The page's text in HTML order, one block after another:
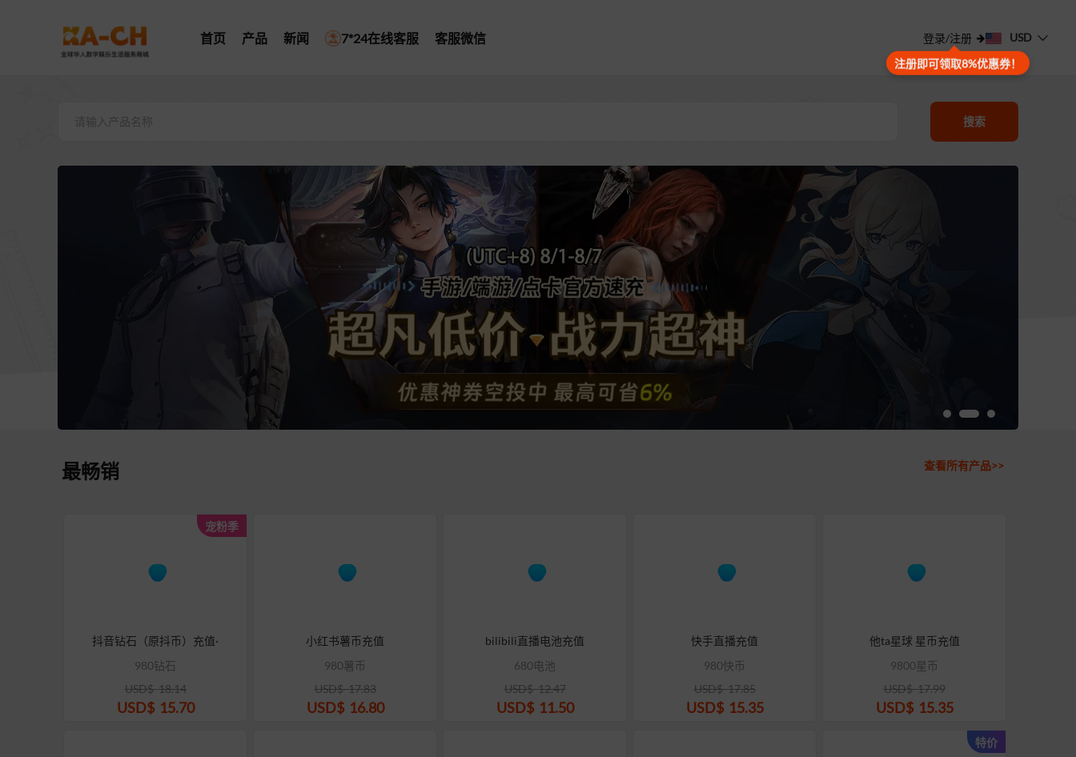
首页 产品 新闻 7*24在线客服 客服微信 登录/注册
注册即可领取8%优惠券！
USD
搜索
最畅销 查看所有产品>>
宠粉季
抖音钻石（原抖币）充值·
980钻石
USD$ 18.14
USD$ 15.70
小红书薯币充值
980薯币
USD$ 17.83
USD$ 16.80
bilibili直播电池充值
680电池
USD$ 12.47
USD$ 11.50
快手直播充值
980快币
USD$ 17.85
USD$ 15.35
他ta星球 星币充值
9800星币
USD$ 17.99
USD$ 15.35
特价